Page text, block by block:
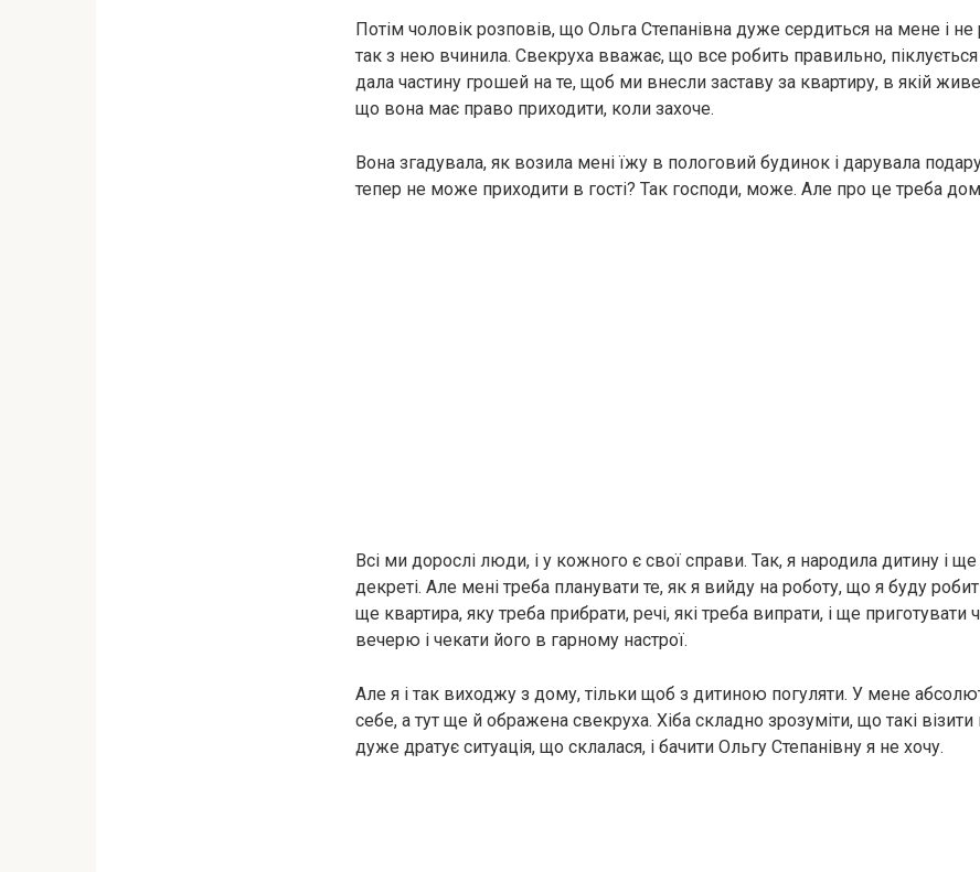
Потім чоловік розповів, що Ольга Степанівна дуже сердиться на мене і не
так з нею вчинила. Свекруха вважає, що все робить правильно,
дала частину грошей на те, щоб ми внесли заставу за квартиру, в якій
що вона має право приходити, коли захоче.
Вона згадувала, як возила мені їжу в пологовий будинок і дарувала
тепер не може приходити в гості? Так господи, може. Але про це треба
Всі ми дорослі люди, і у кожного є свої справи. Так, я народила дитину і
декреті. Але мені треба планувати те, як я вийду на роботу, що я буду
ще квартира, яку треба прибрати, речі, які треба випрати, і ще приготувати
вечерю і чекати його в гарному настрої.
Але я і так виходжу з дому, тільки щоб з дитиною погуляти. У мене
себе, а тут ще й ображена свекруха. Хіба складно зрозуміти, що такі
дуже дратує ситуація, що склалася, і бачити Ольгу Степанівну я не хочу.